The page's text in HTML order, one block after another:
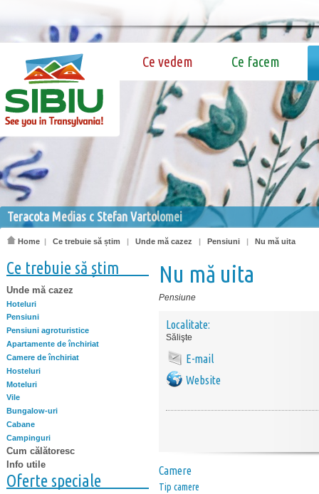
Ce vedem Ce facem
Teracota Medias c Stefan Vartolomei
Home | Ce trebuie să știm | Unde mă cazez | Pensiuni | Nu mă uita
Ce trebuie să știm
Unde mă cazez
Hoteluri
Pensiuni
Pensiuni agroturistice
Apartamente de închiriat
Camere de închiriat
Hosteluri
Moteluri
Vile
Bungalow-uri
Cabane
Campinguri
Cum călătoresc
Info utile
Oferte speciale
Nu mă uita
Pensiune
Localitate:
Sălişte
E-mail
Website
Camere
Tip camere